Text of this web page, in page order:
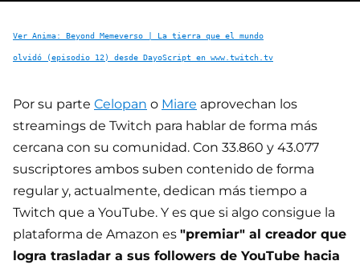
Ver Anima: Beyond Memeverso | La tierra que el mundo
olvidó (episodio 12) desde DayoScript en www.twitch.tv
Por su parte Celopan o Miare aprovechan los
streamings de Twitch para hablar de forma más
cercana con su comunidad. Con 33.860 y 43.077
suscriptores ambos suben contenido de forma
regular y, actualmente, dedican más tiempo a
Twitch que a YouTube. Y es que si algo consigue la
plataforma de Amazon es "premiar" al creador que
logra trasladar a sus followers de YouTube hacia